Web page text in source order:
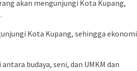
akan mengunjungi Kota Kupang,
Kota Kupang, sehingga ekonomi
budaya, seni, dan UMKM dan